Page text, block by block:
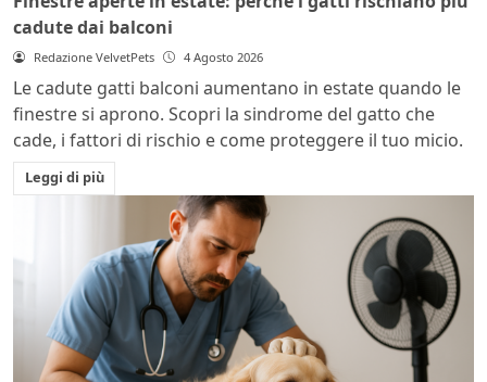
cadute dai balconi
Redazione VelvetPets 4 Agosto 2026
Le cadute gatti balconi aumentano in estate quando le
finestre si aprono. Scopri la sindrome del gatto che
cade, i fattori di rischio e come proteggere il tuo micio.
Leggi di più